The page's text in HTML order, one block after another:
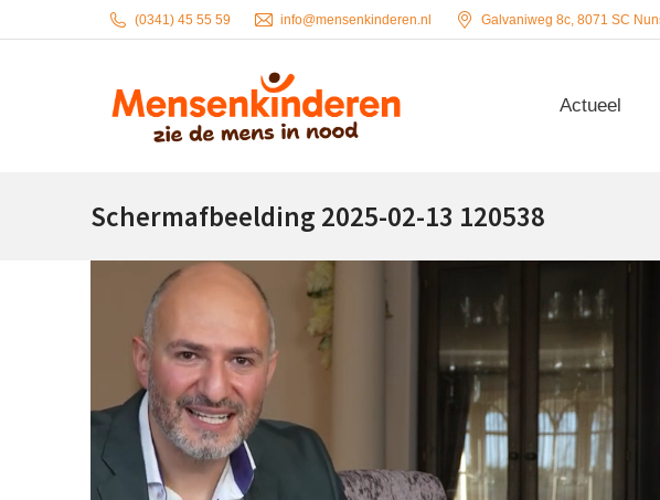
(0341) 45 55 59 info@mensenkinderen.nl Galvaniweg 8c, 8071 SC
Actueel
Schermafbeelding 2025-02-13 120538
Actueel